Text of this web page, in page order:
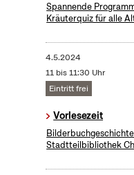
Spannende
Kräuterquiz für alle
4.5.2024
11 bis 11:30 Uhr
Eintritt frei
Vorlesezeit
Stadtteilbibliothek